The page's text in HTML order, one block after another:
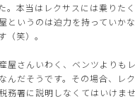
。本当はレクサスには乗りた
というのは迫力を持っていか
（笑）。
屋さんいわく、ベンツよりも
んだそうです。その場合、レ
務署に説明しなくてはいけま